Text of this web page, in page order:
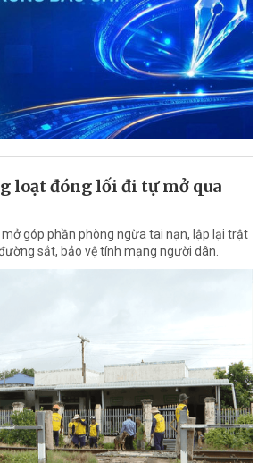
loạt đóng lối đi tự mở qua
góp phần phòng ngừa tai nạn, lập lại trật
sắt, bảo vệ tính mạng người dân.